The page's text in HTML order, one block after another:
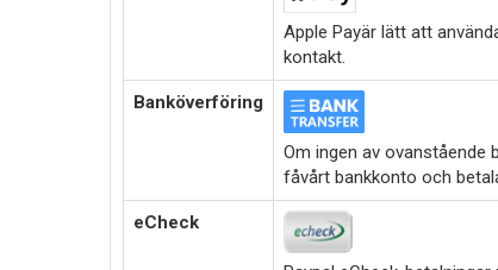
Apple Payär lätt att
kontakt.
Banköverföring
Om ingen av ovanstående
fåvårt bankkonto och
eCheck